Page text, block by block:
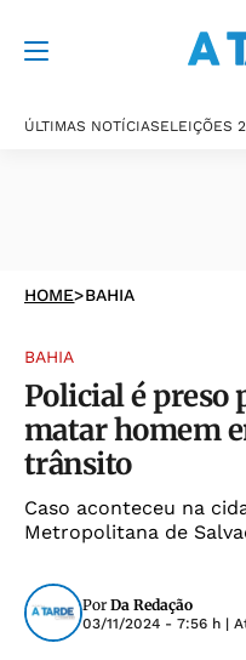
ÚLTIMAS NOTÍCIASELEIÇÕES
HOME>BAHIA
BAHIA
Policial é preso
matar homem
trânsito
Caso aconteceu na
Metropolitana de
Por Da Redação
03/11/2024 - 7:56 h |